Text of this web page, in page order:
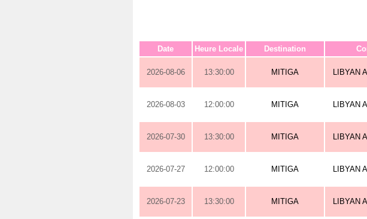
Date Heure Locale Destination
2026-08-06 13:30:00 MITIGA LIBYAN
2026-08-03 12:00:00 MITIGA LIBYAN
2026-07-30 13:30:00 MITIGA LIBYAN
2026-07-27 12:00:00 MITIGA LIBYAN
2026-07-23 13:30:00 MITIGA LIBYAN